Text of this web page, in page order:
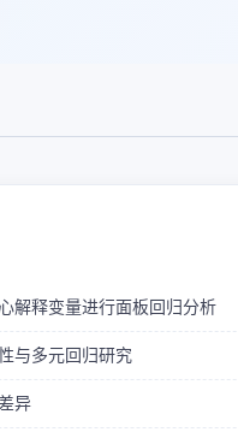
解释变量进行面板回归分析
与多元回归研究
异